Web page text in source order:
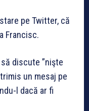
pe Twitter, că
Francisc.
discute ”nişte
un mesaj pe
l dacă ar fi